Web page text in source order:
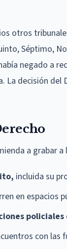
otros
Séptimo,
negado a
La decisión
a grabar
incluida su
en espacios
policiales
con las